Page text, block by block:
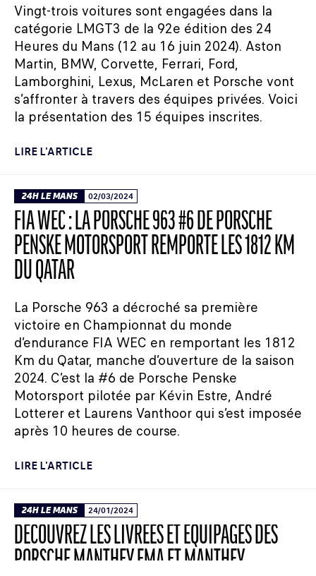
Vingt-trois voitures sont engagées dans la
catégorie LMGT3 de la 92e édition des 24
Heures du Mans (12 au 16 juin 2024). Aston
Martin, BMW, Corvette, Ferrari, Ford,
Lamborghini, Lexus, McLaren et Porsche vont
s’affronter à travers des équipes privées. Voici
la présentation des 15 équipes inscrites.
LIRE L'ARTICLE
24H LE MANS 02/03/2024
FIA WEC : LA PORSCHE 963 #6 DE PORSCHE
PENSKE MOTORSPORT REMPORTE LES 1812 KM
DU QATAR
La Porsche 963 a décroché sa première
victoire en Championnat du monde
d’endurance FIA WEC en remportant les 1812
Km du Qatar, manche d’ouverture de la saison
2024. C’est la #6 de Porsche Penske
Motorsport pilotée par Kévin Estre, André
Lotterer et Laurens Vanthoor qui s’est imposée
après 10 heures de course.
LIRE L'ARTICLE
24H LE MANS 24/01/2024
DÉCOUVREZ LES LIVRÉES ET ÉQUIPAGES DES
PORSCHE MANTHEY EMA ET MANTHEY